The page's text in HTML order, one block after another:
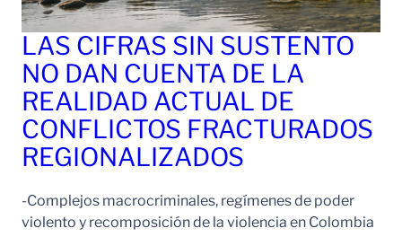
LAS CIFRAS SIN SUSTENTO
NO DAN CUENTA DE LA
REALIDAD ACTUAL DE
CONFLICTOS FRACTURADOS
REGIONALIZADOS
-Complejos macrocriminales, regímenes de poder
violento y recomposición de la violencia en Colombia